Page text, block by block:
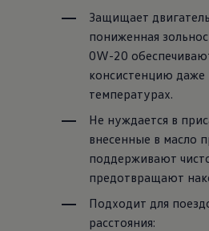
Защищает
пониженная
0W-20
консистенцию даже
температурах.
Не нуждается в
внесенные в масло
поддерживают
предотвращают
Подходит для
расстояния: